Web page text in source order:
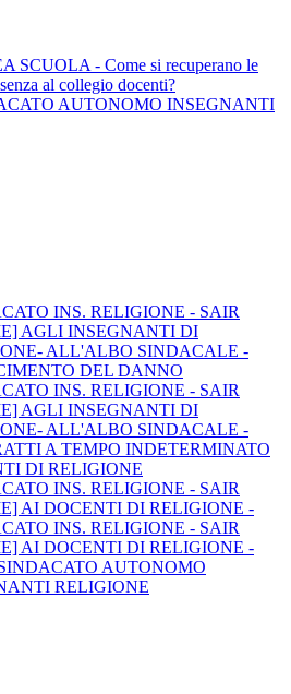
SCUOLA - Come si recuperano le
al collegio docenti?
AUTONOMO INSEGNANTI
INS. RELIGIONE - SAIR
AGLI INSEGNANTI DI
ALL'ALBO SINDACALE -
DEL DANNO
INS. RELIGIONE - SAIR
AGLI INSEGNANTI DI
ALL'ALBO SINDACALE -
A TEMPO INDETERMINATO
DI RELIGIONE
INS. RELIGIONE - SAIR
AI DOCENTI DI RELIGIONE -
INS. RELIGIONE - SAIR
AI DOCENTI DI RELIGIONE -
AUTONOMO
RELIGIONE